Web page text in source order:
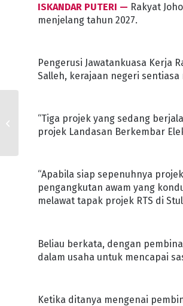
ISKANDAR PUTERI — Rakyat
menjelang tahun 2027.
Pengerusi Jawatankuasa Kerja
Salleh, kerajaan negeri
“Tiga projek yang sedang
projek Landasan Berkembar
“Apabila siap sepenuhnya
pengangkutan awam yang
melawat tapak projek RTS di
Beliau berkata, dengan
dalam usaha untuk mencapai
Ketika ditanya mengenai
PRIHATIN ISU
EKSPLOITASI ORANG